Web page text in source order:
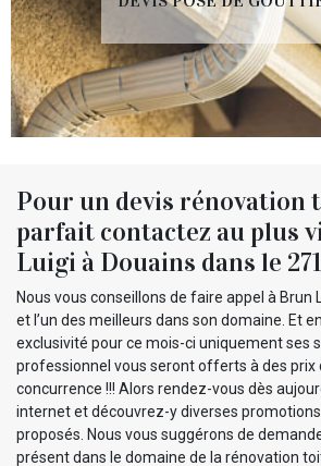
Pour un devis rénovation
parfait contactez au plus
Luigi à Douains dans le
Nous vous conseillons de faire appel à Brun
et l’un des meilleurs dans son domaine. Et
exclusivité pour ce mois-ci uniquement ses
professionnel vous seront offerts à des prix
concurrence !!! Alors rendez-vous dès
internet et découvrez-y diverses
proposés. Nous vous suggérons de
présent dans le domaine de la rénovation